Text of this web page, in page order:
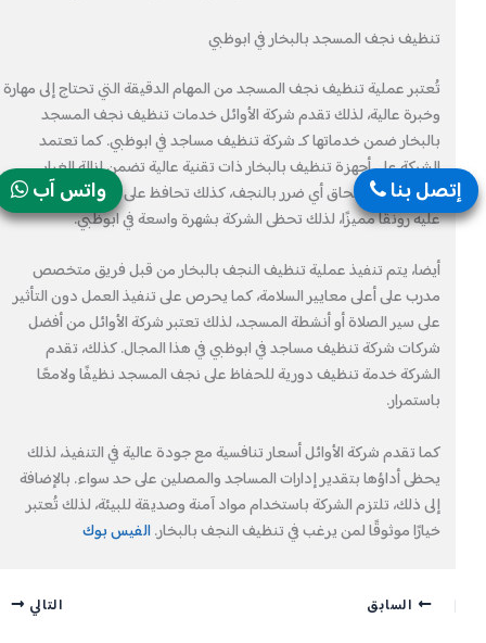
تنظيف نجف المسجد بالبخار في ابوظبي
تُعتبر عملية تنظيف نجف المسجد من المهام الدقيقة التي تحتاج إلى مهارة
وخبرة عالية، لذلك تقدم شركة الأوائل خدمات تنظيف نجف المسجد
بالبخار ضمن خدماتها كـ شركة تنظيف مساجد في ابوظبي. كما تعتمد
الشركة على أجهزة تنظيف بالبخار ذات تقنية عالية تضمن إزالة الغبار
والأتربة دون إلحاق أي ضرر بالنجف، كذلك تحافظ على لمعانه وتضفي
عليه رونقًا مميزًا، لذلك تحظى الشركة بشهرة واسعة في ابوظبي.
أيضا، يتم تنفيذ عملية تنظيف النجف بالبخار من قبل فريق متخصص
مدرب على أعلى معايير السلامة، كما يحرص على تنفيذ العمل دون التأثير
على سير الصلاة أو أنشطة المسجد، لذلك تعتبر شركة الأوائل من أفضل
شركات شركة تنظيف مساجد في ابوظبي في هذا المجال. كذلك، تقدم
الشركة خدمة تنظيف دورية للحفاظ على نجف المسجد نظيفًا ولامعًا
باستمرار.
كما تقدم شركة الأوائل أسعار تنافسية مع جودة عالية في التنفيذ، لذلك
يحظى أداؤها بتقدير إدارات المساجد والمصلين على حد سواء. بالإضافة
إلى ذلك، تلتزم الشركة باستخدام مواد آمنة وصديقة للبيئة، لذلك تُعتبر
خيارًا موثوقًا لمن يرغب في تنظيف النجف بالبخار.الفيس بوك
السابق التالي
واتس آب إتصل بنا